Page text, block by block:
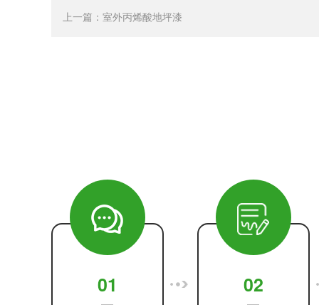
上一篇： 室外丙烯酸地坪漆
01 02